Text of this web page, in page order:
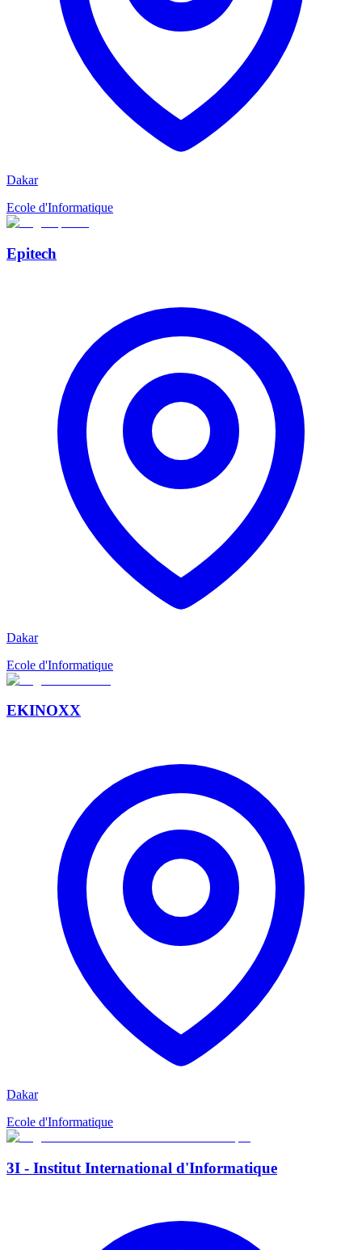
Dakar
Ecole d'Informatique
Epitech
Dakar
Ecole d'Informatique
EKINOXX
Dakar
Ecole d'Informatique
3I - Institut International d'Informatique